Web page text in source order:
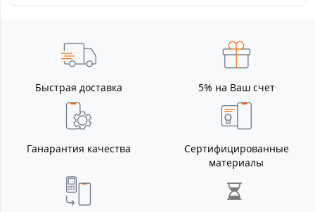
Быстрая доставка 5% на Ваш счет
Ганарантия качества
Сертифицированные
материалы